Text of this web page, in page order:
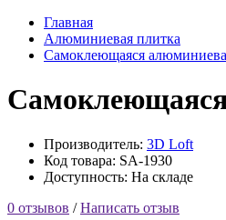
Главная
Алюминиевая плитка
Самоклеющаяся
Самоклеющаяся
Производитель: 3D Loft
Код товара: SA-1930
Доступность: На складе
0 отзывов /Написать отзыв